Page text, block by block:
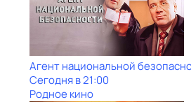
Агент национальной
Сегодня в 21:00
Родное кино